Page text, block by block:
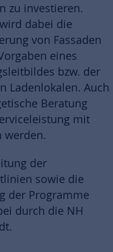
zu investieren.
dabei die
von Fassaden
eines
bzw. der
Ladenlokalen. Auch
Beratung
mit
werden.
der
sowie die
der Programme
durch die NH